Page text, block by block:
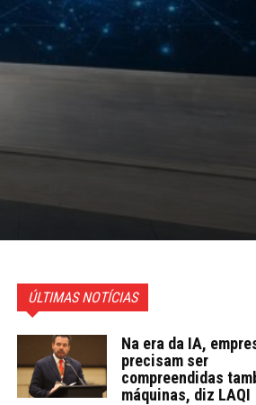
ÚLTIMAS NOTÍCIAS
Na era da IA,
precisam ser
compreendidas
máquinas, diz LAQI